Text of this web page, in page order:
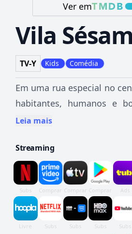
Ver em
Vila
TV-Y Kids Comédia
Em uma rua especial no
habitantes, humanos e
temas pré-escolares com
Leia mais
Streaming